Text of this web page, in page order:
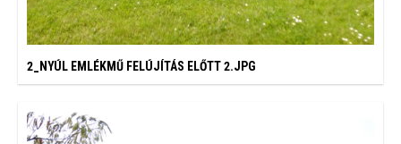
2_NYÚL EMLÉKMŰ FELÚJÍTÁS ELŐTT 2.JPG